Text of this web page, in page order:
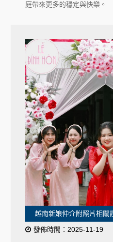
庭帶來更多的穩定與快樂。
越南新娘仲介附照片相關
發佈時間：2025-11-19